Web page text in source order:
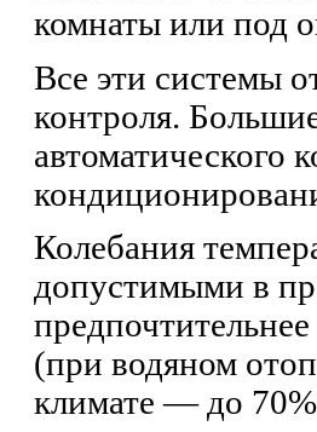
комнаты или под
Все эти системы
контроля.
автоматического
Колебания
допустимыми в
(при водяном
климате — до